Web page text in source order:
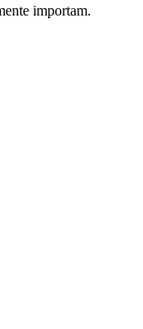
importam.